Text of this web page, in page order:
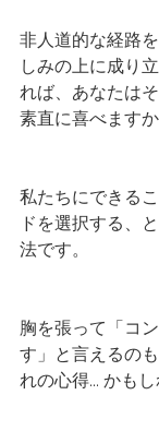
非人道的な経路
しみの上に成り
れば、あなたは
素直に喜べますか
私たちにできる
ドを選択する、
法です。
胸を張って「コ
す」と言えるの
れの心得... かもし